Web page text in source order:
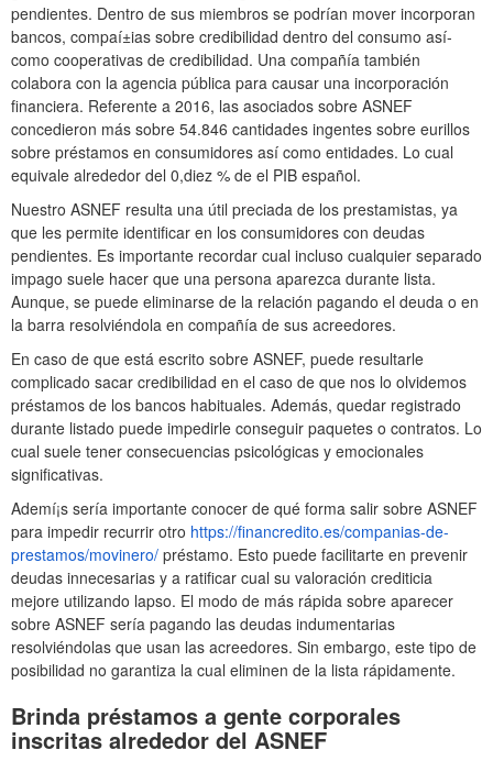
pendientes. Dentro de sus miembros se podrí­an mover incorporan
bancos, compaí±ias sobre credibilidad dentro del consumo así­
como cooperativas de credibilidad. Una compañía también
colabora con la agencia pública para causar una incorporación
financiera. Referente a 2016, las asociados sobre ASNEF
concedieron más sobre 54.846 cantidades ingentes sobre eurillos
sobre préstamos en consumidores así­ como entidades. Lo cual
equivale alrededor del 0,diez % de el PIB español.
Nuestro ASNEF resulta una útil preciada de los prestamistas, ya
que les permite identificar en los consumidores con deudas
pendientes. Es importante recordar cual incluso cualquier separado
impago suele hacer que una persona aparezca durante lista.
Aunque, se puede eliminarse de la relación pagando el deuda o en
la barra resolviéndola en compañía de sus acreedores.
En caso de que está escrito sobre ASNEF, puede resultarle
complicado sacar credibilidad en el caso de que nos lo olvidemos
préstamos de los bancos habituales. Además, quedar registrado
durante listado puede impedirle conseguir paquetes o contratos. Lo
cual suele tener consecuencias psicológicas y emocionales
significativas.
Ademí¡s serí­a importante conocer de qué forma salir sobre ASNEF
para impedir recurrir otro https://financredito.es/companias-de-
prestamos/movinero/ préstamo. Esto puede facilitarte en prevenir
deudas innecesarias y a ratificar cual su valoración crediticia
mejore utilizando lapso. El modo de más rápida sobre aparecer
sobre ASNEF serí­a pagando las deudas indumentarias
resolviéndolas que usan las acreedores. Sin embargo, este tipo de
posibilidad no garantiza la cual eliminen de la lista rápidamente.
Brinda préstamos a gente corporales
inscritas alrededor del ASNEF